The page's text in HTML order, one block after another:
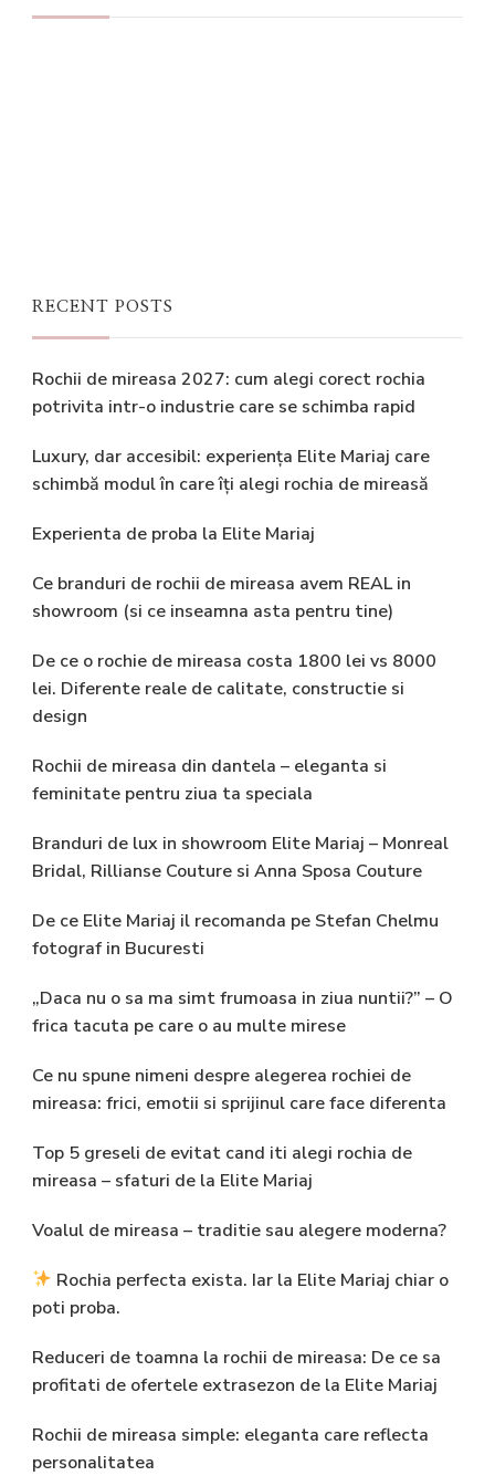
RECENT POSTS
Rochii de mireasa 2027: cum alegi corect rochia
potrivita intr-o industrie care se schimba rapid
Luxury, dar accesibil: experiența Elite Mariaj care
schimbă modul în care îți alegi rochia de mireasă
Experienta de proba la Elite Mariaj
Ce branduri de rochii de mireasa avem REAL in
showroom (si ce inseamna asta pentru tine)
De ce o rochie de mireasa costa 1800 lei vs 8000
lei. Diferente reale de calitate, constructie si
design
Rochii de mireasa din dantela – eleganta si
feminitate pentru ziua ta speciala
Branduri de lux in showroom Elite Mariaj – Monreal
Bridal, Rillianse Couture si Anna Sposa Couture
De ce Elite Mariaj il recomanda pe Stefan Chelmu
fotograf in Bucuresti
„Daca nu o sa ma simt frumoasa in ziua nuntii?” – O
frica tacuta pe care o au multe mirese
Ce nu spune nimeni despre alegerea rochiei de
mireasa: frici, emotii si sprijinul care face diferenta
Top 5 greseli de evitat cand iti alegi rochia de
mireasa – sfaturi de la Elite Mariaj
Voalul de mireasa – traditie sau alegere moderna?
Rochia perfecta exista. Iar la Elite Mariaj chiar o
poti proba.
Reduceri de toamna la rochii de mireasa: De ce sa
profitati de ofertele extrasezon de la Elite Mariaj
Rochii de mireasa simple: eleganta care reflecta
personalitatea